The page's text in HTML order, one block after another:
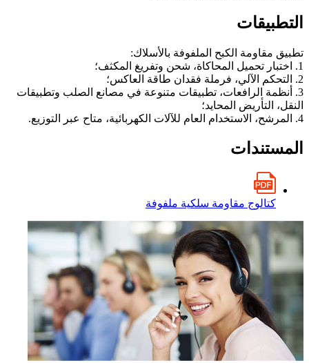
التطبيقات
تطبيق مقاومة الكبح الملفوفة بالأسلاك:
1. اختبار تحميل المحاكاة، شحن وتفريغ المكثف؛
2. التحكم الآلي، فرملة فقدان طاقة العاكس؛
3. أنظمة الرافعات، تطبيقات متنوعة في مصانع الصلب وتطبيقات
النقل، التأريض المحايد؛
4. المرشح، الاستخدام العام للآلات الكهربائية، متاح عبر التوزيع.
المستندات
كتالوج مقاومة سلكية ملفوفة